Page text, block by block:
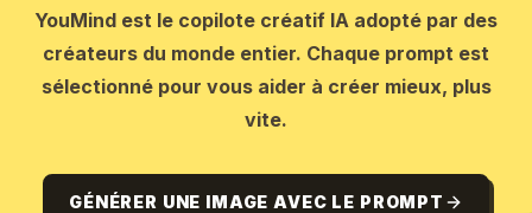
YouMind est le copilote créatif IA adopté par des
créateurs du monde entier. Chaque prompt est
sélectionné pour vous aider à créer mieux, plus
vite.
GÉNÉRER UNE IMAGE AVEC LE PROMPT